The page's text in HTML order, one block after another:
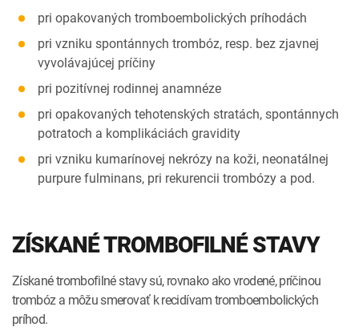
pri opakovaných tromboembolických príhodách
pri vzniku spontánnych trombóz, resp. bez zjavnej
vyvolávajúcej príčiny
pri pozitívnej rodinnej anamnéze
pri opakovaných tehotenských stratách, spontánnych
potratoch a komplikáciách gravidity
pri vzniku kumarínovej nekrózy na koži, neonatálnej
purpure fulminans, pri rekurencii trombózy a pod.
ZÍSKANÉ TROMBOFILNÉ STAVY
Získané trombofilné stavy sú, rovnako ako vrodené, príčinou
trombóz a môžu smerovať k recidívam tromboembolických
príhod.